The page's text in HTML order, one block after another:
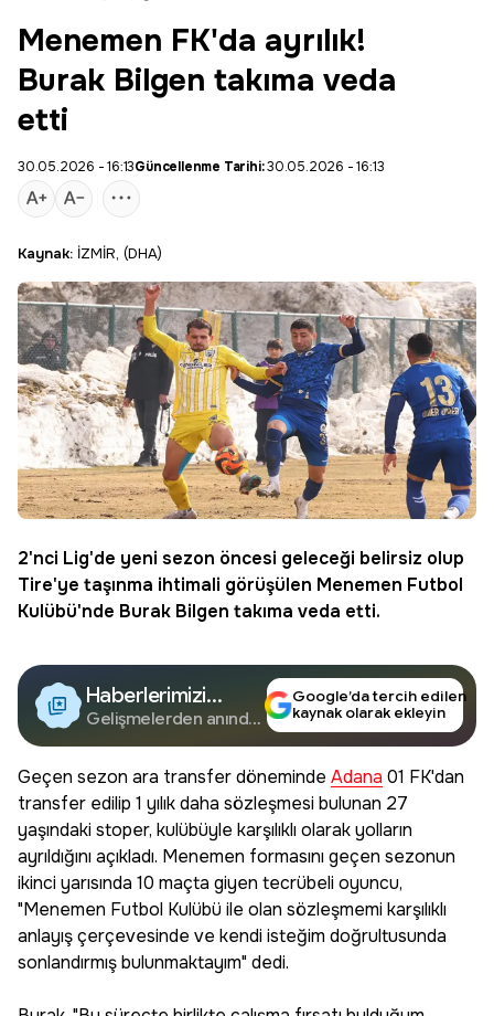
Menemen FK'da ayrılık!
Burak Bilgen takıma veda
etti
30.05.2026 - 16:13Güncellenme Tarihi:30.05.2026 - 16:13
Kaynak: İZMİR, (DHA)
2'nci Lig'de yeni sezon öncesi geleceği belirsiz olup
Tire'ye taşınma ihtimali görüşülen Menemen Futbol
Kulübü'nde Burak Bilgen takıma veda etti.
Haberlerimizi
Google'da Takip
Edin
Gelişmelerden anında
Google’da tercih edilen
kaynak olarak ekleyin
Geçen sezon ara transfer döneminde Adana 01 FK'dan
transfer edilip 1 yılık daha sözleşmesi bulunan 27
yaşındaki stoper, kulübüyle karşılıklı olarak yolların
ayrıldığını açıkladı. Menemen formasını geçen sezonun
ikinci yarısında 10 maçta giyen tecrübeli oyuncu,
"Menemen Futbol Kulübü ile olan sözleşmemi karşılıklı
anlayış çerçevesinde ve kendi isteğim doğrultusunda
sonlandırmış bulunmaktayım" dedi.